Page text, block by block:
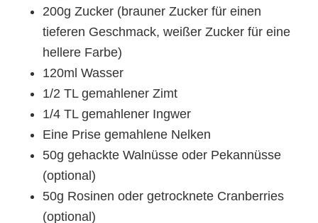
200g Zucker (brauner Zucker für einen
tieferen Geschmack, weißer Zucker für eine
hellere Farbe)
120ml Wasser
1/2 TL gemahlener Zimt
1/4 TL gemahlener Ingwer
Eine Prise gemahlene Nelken
50g gehackte Walnüsse oder Pekannüsse
(optional)
50g Rosinen oder getrocknete Cranberries
(optional)